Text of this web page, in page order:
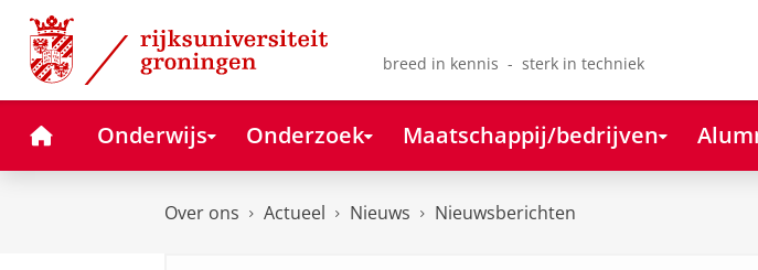
Skip
Content
Skip
Navigation
breed in kennis - sterk in techniek
HomeOnderwijs Onderzoek Maatschappij/bedrijven
Over ons Actueel Nieuws Nieuwsberichten